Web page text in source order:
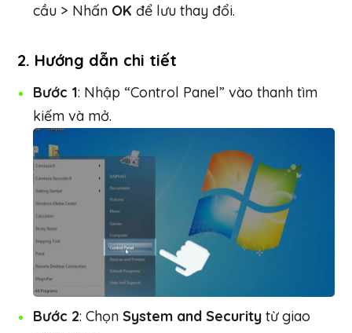
cầu > Nhấn OK để lưu thay đổi.
2. Hướng dẫn chi tiết
Bước 1: Nhập “Control Panel” vào thanh tìm
kiếm và mở.
Bước 2: Chọn System and Security từ giao